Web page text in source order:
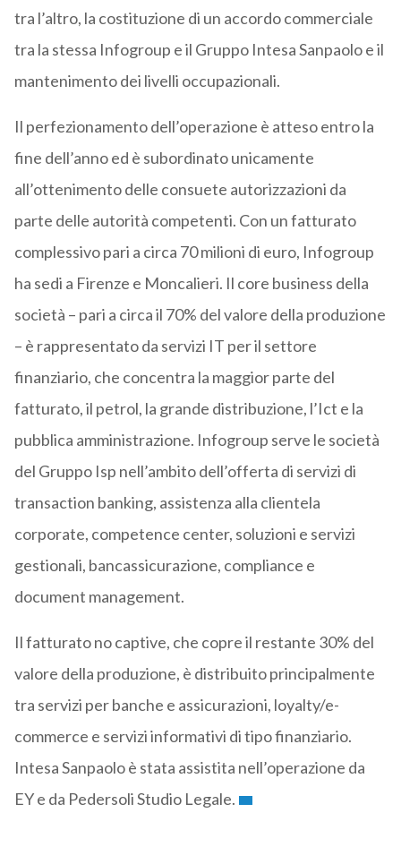
tra l’altro, la costituzione di un accordo commerciale
tra la stessa Infogroup e il Gruppo Intesa Sanpaolo e il
mantenimento dei livelli occupazionali.
Il perfezionamento dell’operazione è atteso entro la
fine dell’anno ed è subordinato unicamente
all’ottenimento delle consuete autorizzazioni da
parte delle autorità competenti. Con un fatturato
complessivo pari a circa 70 milioni di euro, Infogroup
ha sedi a Firenze e Moncalieri. Il core business della
società – pari a circa il 70% del valore della produzione
– è rappresentato da servizi IT per il settore
finanziario, che concentra la maggior parte del
fatturato, il petrol, la grande distribuzione, l’Ict e la
pubblica amministrazione. Infogroup serve le società
del Gruppo Isp nell’ambito dell’offerta di servizi di
transaction banking, assistenza alla clientela
corporate, competence center, soluzioni e servizi
gestionali, bancassicurazione, compliance e
document management.
Il fatturato no captive, che copre il restante 30% del
valore della produzione, è distribuito principalmente
tra servizi per banche e assicurazioni, loyalty/e-
commerce e servizi informativi di tipo finanziario.
Intesa Sanpaolo è stata assistita nell’operazione da
EY e da Pedersoli Studio Legale.